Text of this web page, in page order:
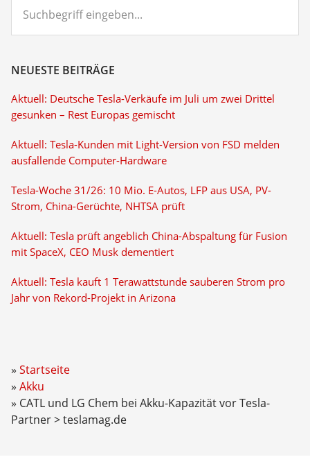
eingeben...
NEUESTE BEITRÄGE
Aktuell: Deutsche Tesla-Verkäufe im Juli um zwei Drittel
gesunken – Rest Europas gemischt
Aktuell: Tesla-Kunden mit Light-Version von FSD melden
ausfallende Computer-Hardware
Tesla-Woche 31/26: 10 Mio. E-Autos, LFP aus USA, PV-
Strom, China-Gerüchte, NHTSA prüft
Aktuell: Tesla prüft angeblich China-Abspaltung für Fusion
mit SpaceX, CEO Musk dementiert
Aktuell: Tesla kauft 1 Terawattstunde sauberen Strom pro
Jahr von Rekord-Projekt in Arizona
Startseite
Akku
CATL und LG Chem bei Akku-Kapazität vor Tesla-
Partner > teslamag.de